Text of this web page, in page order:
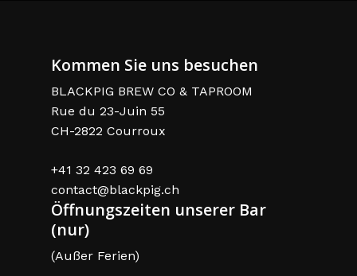
Kommen Sie uns besuchen
BLACKPIG BREW CO & TAPROOM
Rue du 23-Juin 55
CH-2822 Courroux
+41 32 423 69 69
contact@blackpig.ch
Öffnungszeiten unserer Bar
(nur)
(Außer Ferien)